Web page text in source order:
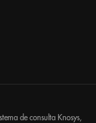
de consulta Knosys